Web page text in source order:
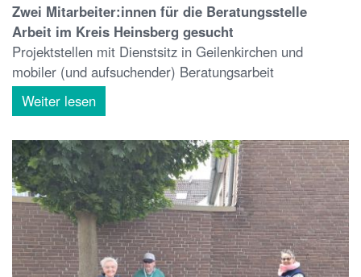
Zwei Mitarbeiter:innen für die Beratungsstelle
Arbeit im Kreis Heinsberg gesucht
Projektstellen mit Dienstsitz in Geilenkirchen und
mobiler (und aufsuchender) Beratungsarbeit
Weiter lesen